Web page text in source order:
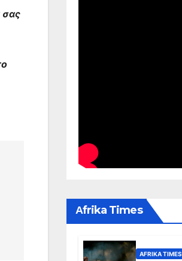
σας
Αfrika Times
AFRIKA TIMES